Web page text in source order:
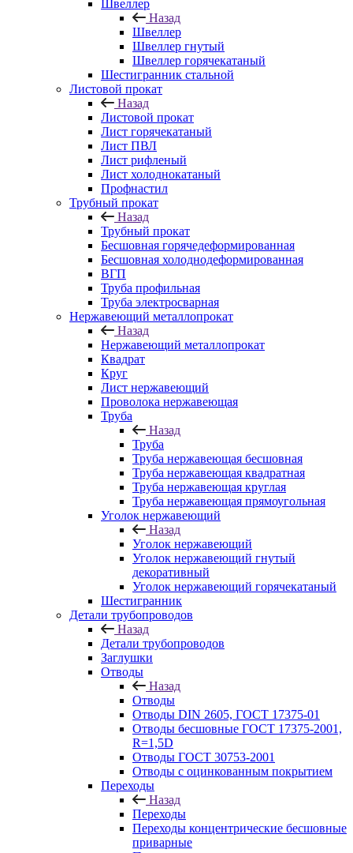
Швеллер
Назад
Швеллер
Швеллер гнутый
Швеллер горячекатаный
Шестигранник стальной
Листовой прокат
Назад
Листовой прокат
Лист горячекатаный
Лист ПВЛ
Лист рифленый
Лист холоднокатаный
Профнастил
Трубный прокат
Назад
Трубный прокат
Бесшовная горячедеформированная
Бесшовная холоднодеформированная
ВГП
Труба профильная
Труба электросварная
Нержавеющий металлопрокат
Назад
Нержавеющий металлопрокат
Квадрат
Круг
Лист нержавеющий
Проволока нержавеющая
Труба
Назад
Труба
Труба нержавеющая бесшовная
Труба нержавеющая квадратная
Труба нержавеющая круглая
Труба нержавеющая прямоугольная
Уголок нержавеющий
Назад
Уголок нержавеющий
Уголок нержавеющий гнутый
декоративный
Уголок нержавеющий горячекатаный
Шестигранник
Детали трубопроводов
Назад
Детали трубопроводов
Заглушки
Отводы
Назад
Отводы
Отводы DIN 2605, ГОСТ 17375-01
Отводы бесшовные ГОСТ 17375-2001,
R=1,5D
Отводы ГОСТ 30753-2001
Отводы с оцинкованным покрытием
Переходы
Назад
Переходы
Переходы концентрические бесшовные
приварные